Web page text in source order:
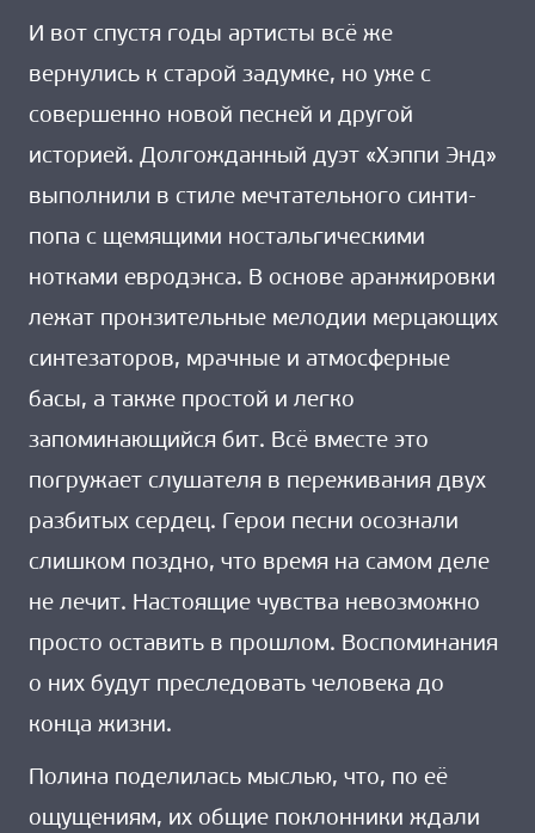
И вот спустя годы артисты всё же
вернулись к старой задумке, но уже с
совершенно новой песней и другой
историей. Долгожданный дуэт «Хэппи Энд»
выполнили в стиле мечтательного синти-
попа с щемящими ностальгическими
нотками евродэнса. В основе аранжировки
лежат пронзительные мелодии мерцающих
синтезаторов, мрачные и атмосферные
басы, а также простой и легко
запоминающийся бит. Всё вместе это
погружает слушателя в переживания двух
разбитых сердец. Герои песни осознали
слишком поздно, что время на самом деле
не лечит. Настоящие чувства невозможно
просто оставить в прошлом. Воспоминания
о них будут преследовать человека до
конца жизни.
Полина поделилась мыслью, что, по её
ощущениям, их общие поклонники ждали